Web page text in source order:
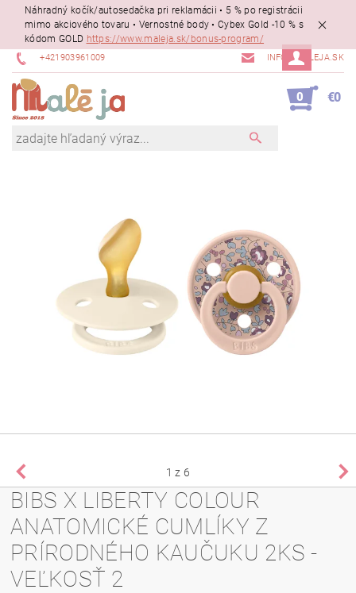
Náhradný kočík/autosedačka pri reklamácii • 5 % po registrácii
mimo akciového tovaru • Vernostné body • Cybex Gold -10 % s
kódom GOLD https://www.maleja.sk/bonus-program/
+421903961009 INFO@MALEJA.SK
0 €0
1 z 6
BIBS X LIBERTY COLOUR
ANATOMICKÉ CUMLÍKY Z
PRÍRODNÉHO KAUČUKU 2KS -
VEĽKOSŤ 2